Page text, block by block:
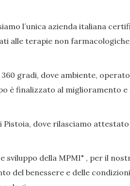
l´unica azienda italiana
alle terapie non
gradi, dove ambiente,
è finalizzato al miglioramento e
Pistoia, dove rilasciamo
sviluppo della MPMI" , per il
del benessere e delle